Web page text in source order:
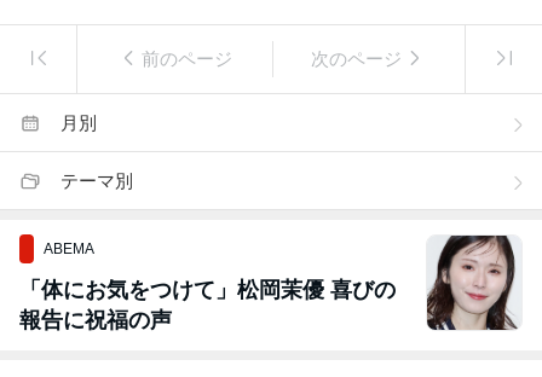
前のページ 次のページ
月別
テーマ別
ABEMA
「体にお気をつけて」松岡茉優 喜びの
報告に祝福の声